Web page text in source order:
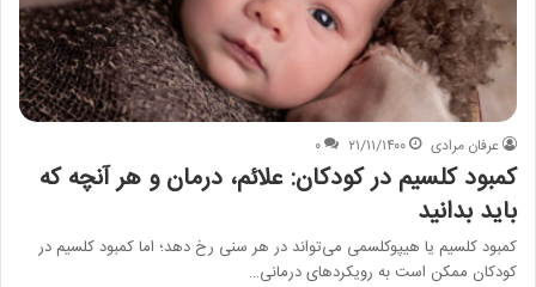
عرفان مرادی ۲۱/۱۱/۱۴۰۰ ۰
کمبود کلسیم در کودکان: علائم، درمان و هر آنچه که
باید بدانید
کمبود کلسیم یا هیپوکلسمی می‌تواند در هر سنی رخ دهد؛ اما کمبود کلسیم در
کودکان ممکن است به رویکردهای درمانی…